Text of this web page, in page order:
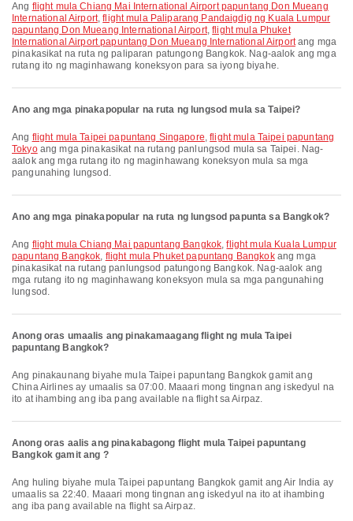
Ang flight mula Chiang Mai International Airport papuntang Don Mueang
International Airport,flight mula Paliparang Pandaigdig ng Kuala Lumpur
papuntang Don Mueang International Airport,flight mula Phuket
International Airport papuntang Don Mueang International Airportang mga
pinakasikat na ruta ng paliparan patungong Bangkok. Nag-aalok ang mga
rutang ito ng maginhawang koneksyon para sa iyong biyahe.
Ano ang mga pinakapopular na ruta ng lungsod mula sa Taipei?
Ang flight mula Taipei papuntang Singapore,flight mula Taipei papuntang
Tokyoang mga pinakasikat na rutang panlungsod mula sa Taipei. Nag-
aalok ang mga rutang ito ng maginhawang koneksyon mula sa mga
pangunahing lungsod.
Ano ang mga pinakapopular na ruta ng lungsod papunta sa Bangkok?
Ang flight mula Chiang Mai papuntang Bangkok,flight mula Kuala Lumpur
papuntang Bangkok, flight mula Phuket papuntang Bangkokang mga
pinakasikat na rutang panlungsod patungong Bangkok. Nag-aalok ang
mga rutang ito ng maginhawang koneksyon mula sa mga pangunahing
lungsod.
Anong oras umaalis ang pinakamaagang flight ng mula Taipei
papuntang Bangkok?
Ang pinakaunang biyahe mula Taipei papuntang Bangkok gamit ang
China Airlines ay umaalis sa 07:00. Maaari mong tingnan ang iskedyul na
ito at ihambing ang iba pang available na flight sa Airpaz.
Anong oras aalis ang pinakabagong flight mula Taipei papuntang
Bangkok gamit ang ?
Ang huling biyahe mula Taipei papuntang Bangkok gamit ang Air India ay
umaalis sa 22:40. Maaari mong tingnan ang iskedyul na ito at ihambing
ang iba pang available na flight sa Airpaz.